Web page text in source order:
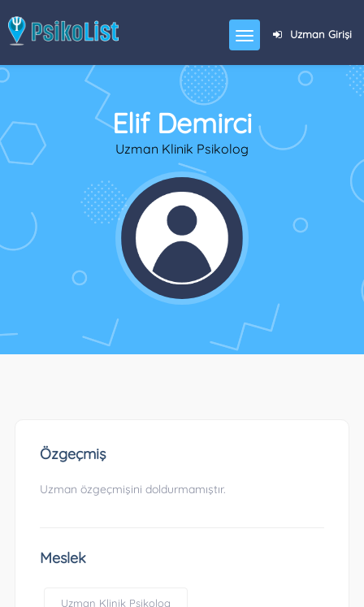
Uzman Girişi
Elif Demirci
Uzman Klinik Psikolog
Özgeçmiş
Uzman özgeçmişini doldurmamıştır.
Meslek
Uzman Klinik Psikolog